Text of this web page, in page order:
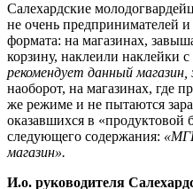
Салехардские
не очень предпринимателей
формата: на магазинах,
корзину, наклеили наклейки
рекомендует данный
наоборот, на магазинах, где
же режиме и не пытаются
оказавшихся в «продуктовой
следующего содержания:
магазин».
И.о. руководителя